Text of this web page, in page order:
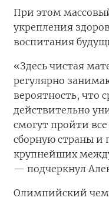
При этом
укрепления
воспитания
«Здесь чистая
регулярно
вероятность, что
действительно
смогут пройти
сборную страны и
крупнейших
— подчеркнул
Олимпийский